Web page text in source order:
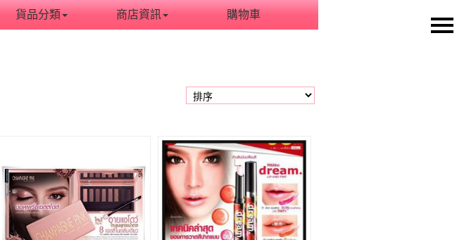
貨品分類 商店資訊 購物車